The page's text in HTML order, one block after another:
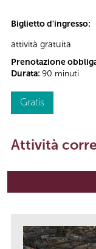
Biglietto d'ingresso:
attività gratuita
Prenotazione
Durata: 90 minuti
Gratis
Attività